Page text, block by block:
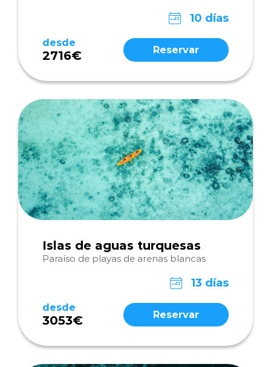
10 días
desde
2716€ Reservar
Islas de aguas turquesas
Paraíso de playas de arenas blancas
13 días
desde
3053€ Reservar